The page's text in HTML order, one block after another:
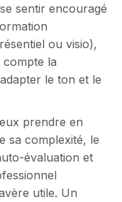
sentir encouragé
ou visio),
compte la
le ton et le
prendre en
sa complexité, le
évaluation et
utile. Un